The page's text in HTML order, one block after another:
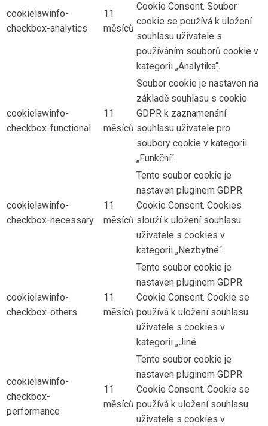
cookielawinfo-
checkbox-analytics
11
měsíců
Cookie Consent. Soubor
cookie se používá k uložení
souhlasu uživatele s
používáním souborů cookie v
kategorii „Analytika“.
cookielawinfo-
checkbox-functional
11
měsíců
Soubor cookie je nastaven na
základě souhlasu s cookie
GDPR k zaznamenání
souhlasu uživatele pro
soubory cookie v kategorii
„Funkční“.
cookielawinfo-
checkbox-necessary
11
měsíců
Tento soubor cookie je
nastaven pluginem GDPR
Cookie Consent. Cookies
slouží k uložení souhlasu
uživatele s cookies v
kategorii „Nezbytné“.
cookielawinfo-
checkbox-others
11
měsíců
Tento soubor cookie je
nastaven pluginem GDPR
Cookie Consent. Cookie se
používá k uložení souhlasu
uživatele s cookies v
kategorii „Jiné.
cookielawinfo-
checkbox-
performance
11
měsíců
Tento soubor cookie je
nastaven pluginem GDPR
Cookie Consent. Cookie se
používá k uložení souhlasu
uživatele s cookies v